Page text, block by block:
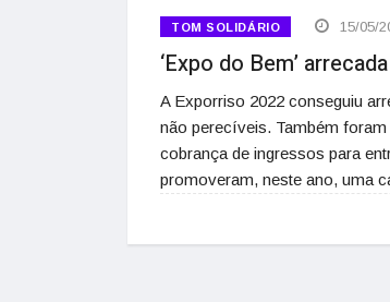
TOM SOLIDÁRIO 15/05/
‘Expo do Bem’
A Exporriso 2022 conseguiu
não perecíveis. Também
cobrança de ingressos para
promoveram, neste ano, uma